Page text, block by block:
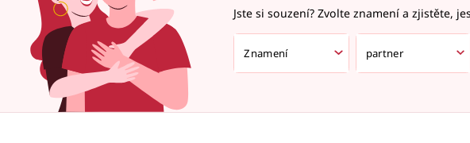
Jste si souzení? Zvolte znamení a zjistěte,